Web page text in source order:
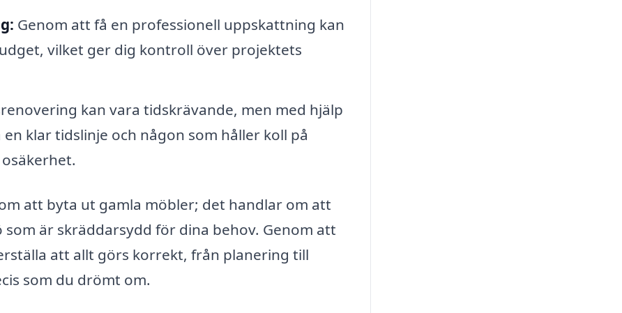
Genom att få en professionell uppskattning kan
vilket ger dig kontroll över projektets
kan vara tidskrävande, men med hjälp
klar tidslinje och någon som håller koll på
att byta ut gamla möbler; det handlar om att
är skräddarsydd för dina behov. Genom att
att allt görs korrekt, från planering till
som du drömt om.